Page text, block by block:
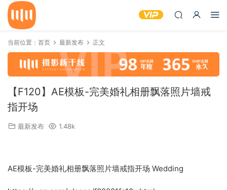
当前位置： 首页 最新发布 正文
【F120】AE模板-完美婚礼相册飘落照片墙戒
指开场
最新发布 1.48k
AE模板-完美婚礼相册飘落照片墙戒指开场 Wedding